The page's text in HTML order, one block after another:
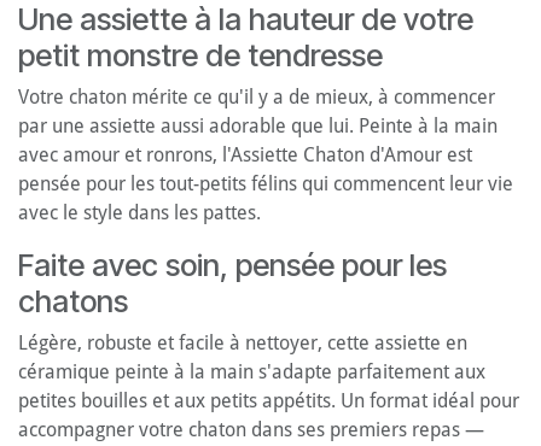
Une assiette à la hauteur de votre
petit monstre de tendresse
Votre chaton mérite ce qu'il y a de mieux, à commencer
par une assiette aussi adorable que lui. Peinte à la main
avec amour et ronrons, l'Assiette Chaton d'Amour est
pensée pour les tout-petits félins qui commencent leur vie
avec le style dans les pattes.
Faite avec soin, pensée pour les
chatons
Légère, robuste et facile à nettoyer, cette assiette en
céramique peinte à la main s'adapte parfaitement aux
petites bouilles et aux petits appétits. Un format idéal pour
accompagner votre chaton dans ses premiers repas —